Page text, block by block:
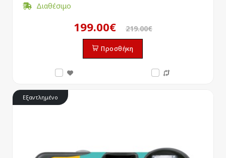
Διαθέσιμο
199.00€ 219.00€
Προσθήκη
Εξαντλημένο